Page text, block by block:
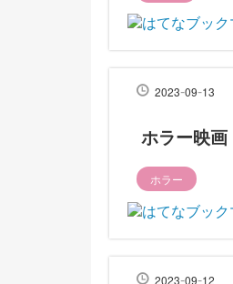
2023-09-13
ホラー映
ホラー
2023-09-12